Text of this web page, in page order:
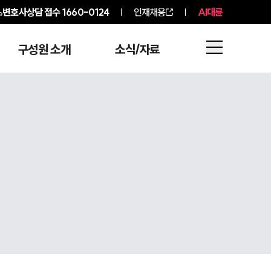
변호사상담 접수1660-0124 인재채용 AI대륜
구성원 소개 소식/자료